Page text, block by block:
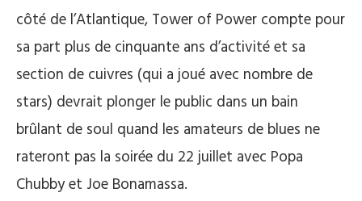
côté de l’Atlantique, Tower of Power compte pour
sa part plus de cinquante ans d’activité et sa
section de cuivres (qui a joué avec nombre de
stars) devrait plonger le public dans un bain
brûlant de soul quand les amateurs de blues ne
rateront pas la soirée du 22 juillet avec Popa
Chubby et Joe Bonamassa.